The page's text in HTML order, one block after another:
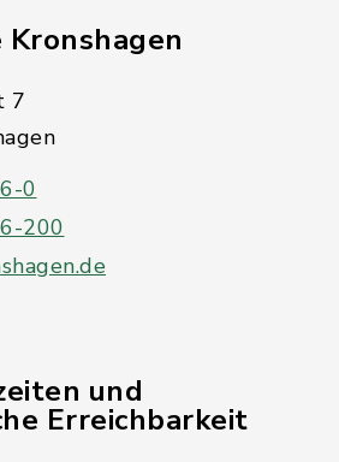
Kronshagen
7
0
200
und
Erreichbarkeit